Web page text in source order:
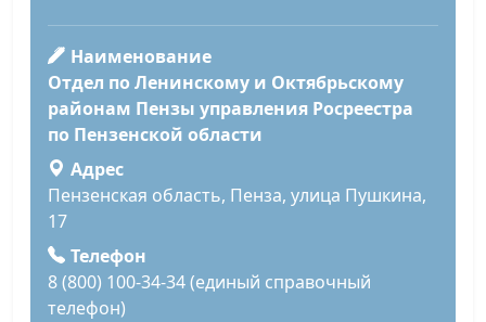
Наименование
Отдел по Ленинскому и Октябрьскому
районам Пензы управления Росреестра
по Пензенской области
Адрес
Пензенская область, Пенза, улица Пушкина,
17
Телефон
8 (800) 100-34-34 (единый справочный
телефон)